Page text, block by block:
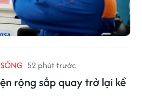
52 phút trước
rộng sắp quay trở lại kể